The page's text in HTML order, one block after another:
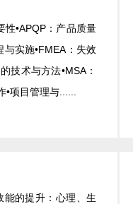
•APQP：产品质量
实施•FMEA：失效
技术与方法•MSA：
项目管理与......
的提升：心理、生